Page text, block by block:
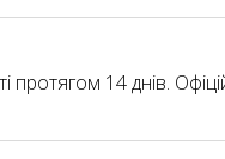
14 днів.